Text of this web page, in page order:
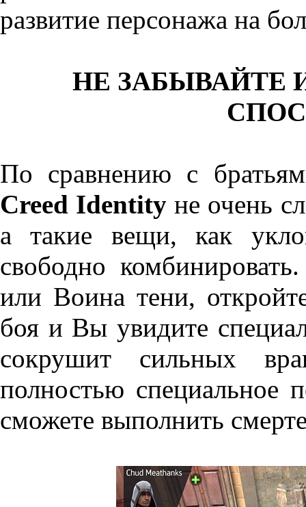
развитие персонажа на
НЕ ЗАБЫВАЙТЕ
По сравнению с
Creed Identity не очень
а такие вещи, как
свободно
или Воина тени,
боя и Вы увидите
сокрушит сильных
полностью специальное
сможете выполнить